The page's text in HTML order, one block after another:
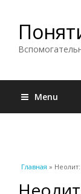
Menu
Вы здесь
Главная »